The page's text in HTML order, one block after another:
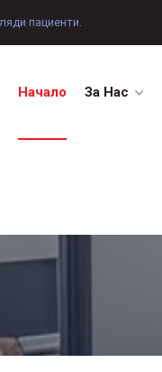
пациенти.
Начало За Нас